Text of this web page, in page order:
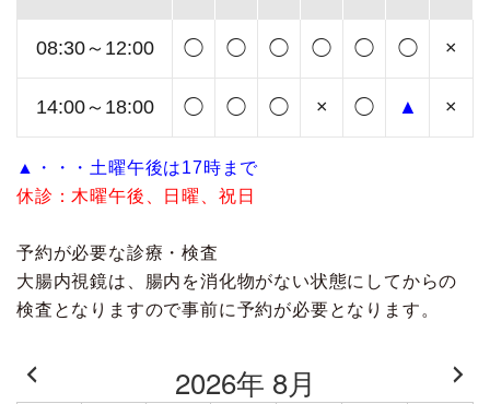
08:30～12:00 ◯ ◯ ◯ ◯ ◯ ◯ ×
14:00～18:00 ◯ ◯ ◯ × ◯ ▲ ×
▲・・・土曜午後は17時まで
休診：木曜午後、日曜、祝日
予約が必要な診療・検査
大腸内視鏡は、腸内を消化物がない状態にしてからの
検査となりますので事前に予約が必要となります。
2026年 8月